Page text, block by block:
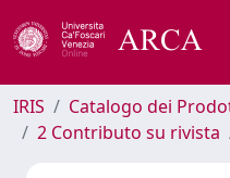
IRIS
Catalogo dei
2 Contributo su rivista